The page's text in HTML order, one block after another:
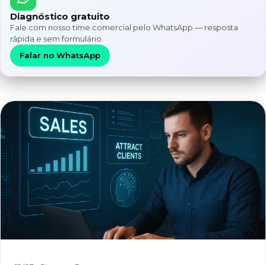
Diagnóstico gratuito
Fale com nosso time comercial pelo WhatsApp — resposta
rápida e sem formulário.
Falar no WhatsApp